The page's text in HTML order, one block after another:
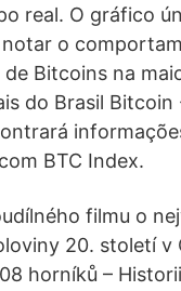
real. O gráfico
o
Bitcoins na
do Brasil Bitcoin
BTC Index.
filmu o
20. století v
horníků –